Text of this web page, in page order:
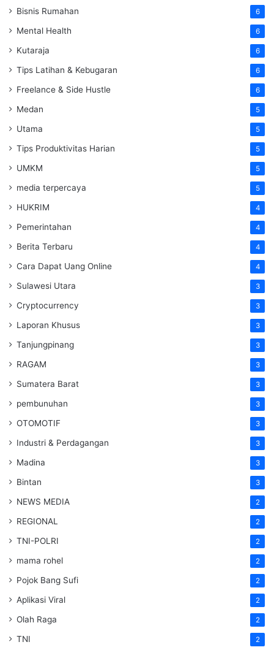
Bisnis Rumahan 6
Mental Health 6
Kutaraja 6
Tips Latihan & Kebugaran 6
Freelance & Side Hustle 6
Medan 5
Utama 5
Tips Produktivitas Harian 5
UMKM 5
media terpercaya 5
HUKRIM 4
Pemerintahan 4
Berita Terbaru 4
Cara Dapat Uang Online 4
Sulawesi Utara 3
Cryptocurrency 3
Laporan Khusus 3
Tanjungpinang 3
RAGAM 3
Sumatera Barat 3
pembunuhan 3
OTOMOTIF 3
Industri & Perdagangan 3
Madina 3
Bintan 3
NEWS MEDIA 2
REGIONAL 2
TNI-POLRI 2
mama rohel 2
Pojok Bang Sufi 2
Aplikasi Viral 2
Olah Raga 2
TNI 2